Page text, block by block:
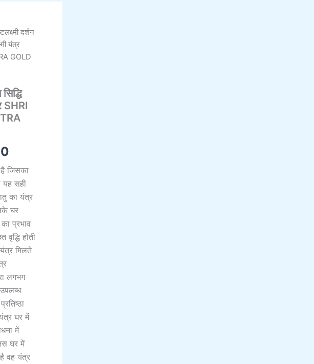
दर्शन
यंत्र
GOLD
SHRI
Current
price
₹371.00.
जिसका
यह सही
का यंत्र
घर
प्रभाव
वृद्धि होती
मिलते
लगभग
घर में
में
घर में
वह यंत्र